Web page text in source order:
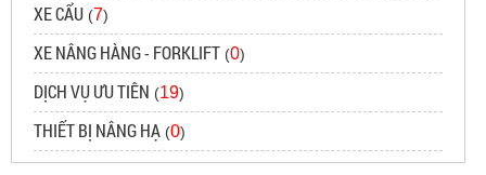
XE CẨU (7)
XE NÂNG HÀNG - FORKLIFT (0)
DỊCH VỤ ƯU TIÊN (19)
THIẾT BỊ NÂNG HẠ (0)